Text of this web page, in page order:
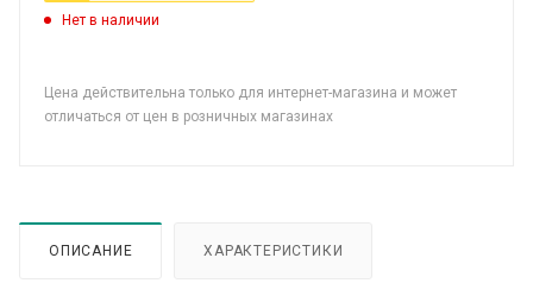
Нет в наличии
Цена действительна только для интернет-магазина и может
отличаться от цен в розничных магазинах
ОПИСАНИЕ ХАРАКТЕРИСТИКИ